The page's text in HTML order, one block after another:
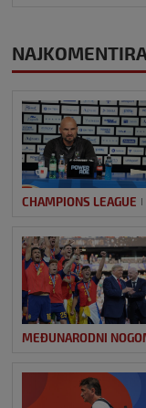
CHAMPIONS LEAGUE
MEĐUNARODNI